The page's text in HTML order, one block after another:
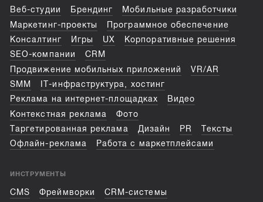
Веб-студии Брендинг
Мобильные разработчики
Маркетинг-проекты
Программное обеспечение
Консалтинг
Игры UX
Корпоративные решения
SEO-компании
CRM
Продвижение мобильных приложений
VR/AR
SMM
IT-инфраструктура, хостинг
Реклама на интернет-площадках
Видео
Контекстная реклама
Фото
Таргетированная реклама
Дизайн PR
Тексты
Офлайн-реклама
Работа с маркетплейсами
ИНСТРУМЕНТЫ
CMS Фреймворки
CRM-системы